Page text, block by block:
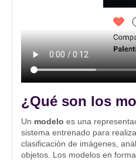
¿Qué son los
Un modelo es una
sistema entrenado para
clasificación de imágenes,
objetos. Los modelos en